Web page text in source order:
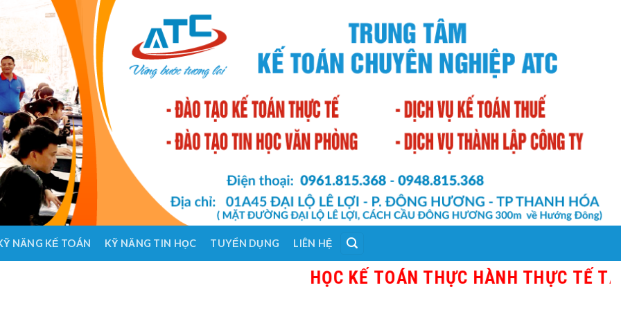
NĂNG KẾ TOÁN KỸ NĂNG TIN HỌC TUYỂN DỤNG LIÊN HỆ
HỌC KẾ TOÁN THỰC HÀNH THỰC TẾ TẠI